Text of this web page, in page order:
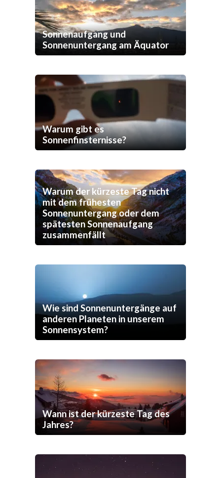
Sonnenaufgang und
Sonnenuntergang am Äquator
Warum gibt es
Sonnenfinsternisse?
Warum der kürzeste Tag nicht
mit dem frühesten
Sonnenuntergang oder dem
spätesten Sonnenaufgang
zusammenfällt
Wie sind Sonnenuntergänge auf
anderen Planeten in unserem
Sonnensystem?
Wann ist der kürzeste Tag des
Jahres?